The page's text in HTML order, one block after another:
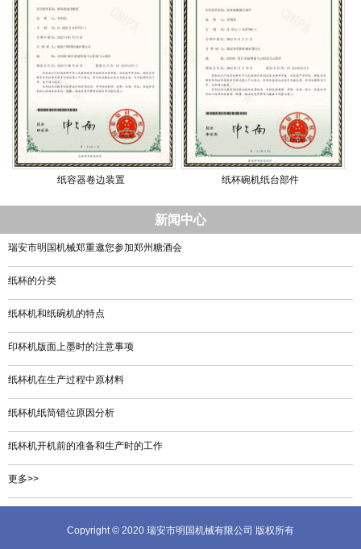
纸容器卷边装置 纸杯碗机纸台部件
新闻中心
瑞安市明国机械郑重邀您参加郑州糖酒会
纸杯的分类
纸杯机和纸碗机的特点
印杯机版面上墨时的注意事项
纸杯机在生产过程中原材料
纸杯机纸筒错位原因分析
纸杯机开机前的准备和生产时的工作
更多>>
Copyright © 2020 瑞安市明国机械有限公司 版权所有